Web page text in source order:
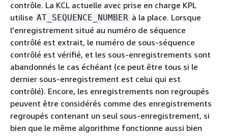
contrôle. La KCL actuelle avec prise en charge KPL
utilise AT_SEQUENCE_NUMBER à la place. Lorsque
l'enregistrement situé au numéro de séquence
contrôlé est extrait, le numéro de sous-séquence
contrôlé est vérifié, et les sous-enregistrements sont
abandonnés le cas échéant (ce peut être tous si le
dernier sous-enregistrement est celui qui est
contrôlé). Encore, les enregistrements non regroupés
peuvent être considérés comme des enregistrements
regroupés contenant un seul sous-enregistrement, si
bien que le même algorithme fonctionne aussi bien